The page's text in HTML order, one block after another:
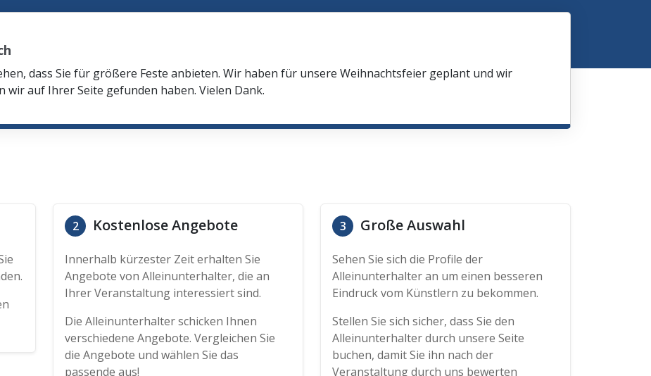
dass Sie für größere Feste anbieten. Wir haben für unsere Weihnachtsfeier geplant und wir
auf Ihrer Seite gefunden haben. Vielen Dank.
2 Kostenlose Angebote
Innerhalb kürzester Zeit erhalten Sie
Angebote von Alleinunterhalter, die an
Ihrer Veranstaltung interessiert sind.
Die Alleinunterhalter schicken Ihnen
verschiedene Angebote. Vergleichen Sie
die Angebote und wählen Sie das
passende aus!
3 Große Auswahl
Sehen Sie sich die Profile der
Alleinunterhalter an um einen besseren
Eindruck vom Künstlern zu bekommen.
Stellen Sie sich sicher, dass Sie den
Alleinunterhalter durch unsere Seite
buchen, damit Sie ihn nach der
Veranstaltung durch uns bewerten